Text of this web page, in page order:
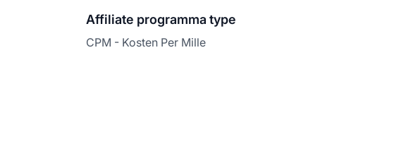
Affiliate programma type
CPM - Kosten Per Mille